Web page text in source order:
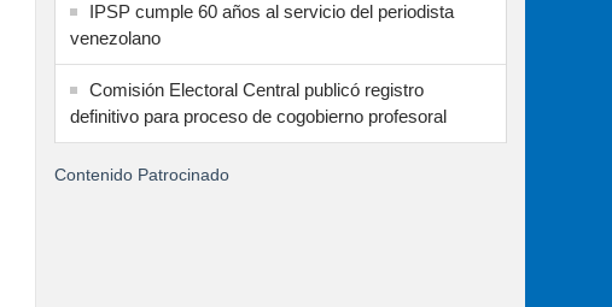
IPSP cumple 60 años al servicio del periodista
venezolano
Comisión Electoral Central publicó registro
definitivo para proceso de cogobierno profesoral
Contenido Patrocinado